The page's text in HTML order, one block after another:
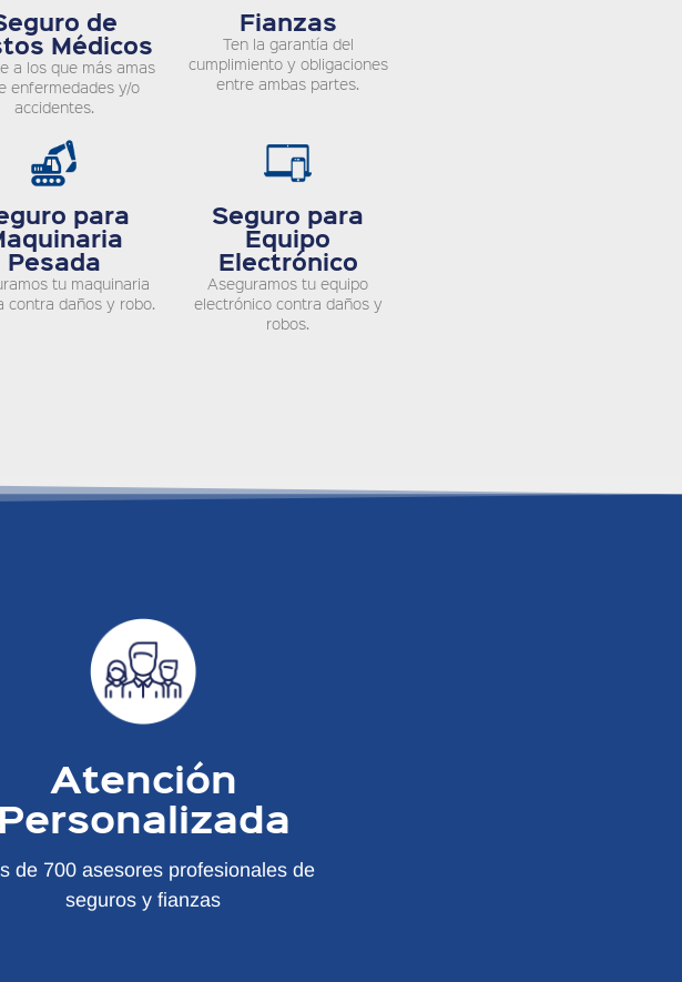
de
Médicos
a los que más amas
enfermedades y/o
accidentes.
Fianzas
Ten la garantía del
cumplimiento y obligaciones
entre ambas partes.
para
Pesada
tu maquinaria
contra daños y robo.
Seguro para
Equipo
Electrónico
Aseguramos tu equipo
electrónico contra daños y
robos.
Atención
Personalizada
de 700 asesores profesionales de
seguros y fianzas